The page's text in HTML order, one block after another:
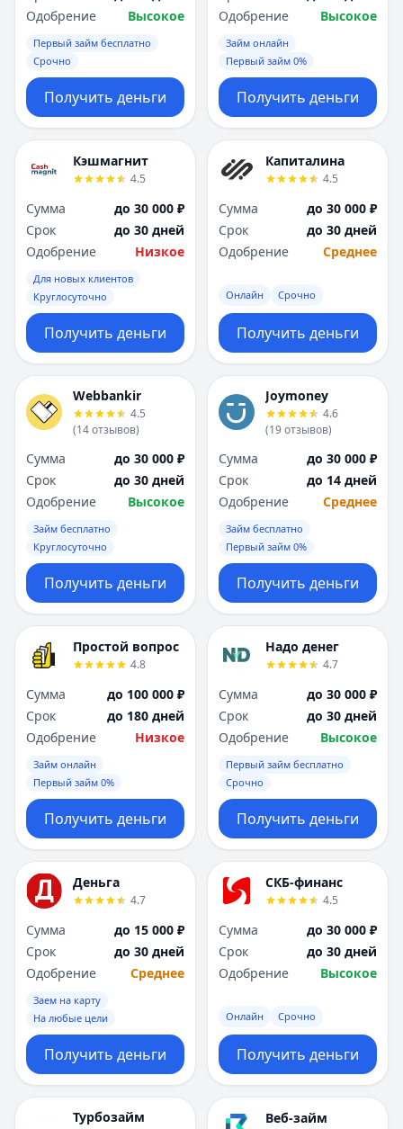
Одобрение
Высокое
Первый займ бесплатно
Срочно
Получить деньги
Одобрение
Высокое
Займ онлайн
Первый займ 0%
Получить деньги
Кэшмагнит
4.5
Сумма
до 30 000 ₽
Срок
до 30 дней
Одобрение
Низкое
Для новых клиентов
Круглосуточно
Получить деньги
Капиталина
4.5
Сумма
до 30 000 ₽
Срок
до 30 дней
Одобрение
Среднее
Онлайн Срочно
Получить деньги
Webbankir
4.5
(14отзывов)
Сумма
до 30 000 ₽
Срок
до 30 дней
Одобрение
Высокое
Займ бесплатно
Круглосуточно
Получить деньги
Joymoney
4.6
(19отзывов)
Сумма
до 30 000 ₽
Срок
до 14 дней
Одобрение
Среднее
Займ бесплатно
Первый займ 0%
Получить деньги
Простой вопрос
4.8
Сумма
до 100 000 ₽
Срок
до 180 дней
Одобрение
Низкое
Займ онлайн
Первый займ 0%
Получить деньги
Надо денег
4.7
Сумма
до 30 000 ₽
Срок
до 30 дней
Одобрение
Высокое
Первый займ бесплатно
Срочно
Получить деньги
Деньга
4.7
Сумма
до 15 000 ₽
Срок
до 30 дней
Одобрение
Среднее
Заем на карту
На любые цели
Получить деньги
СКБ-финанс
4.5
Сумма
до 30 000 ₽
Срок
до 30 дней
Одобрение
Высокое
Онлайн Срочно
Получить деньги
Турбозайм Веб-займ